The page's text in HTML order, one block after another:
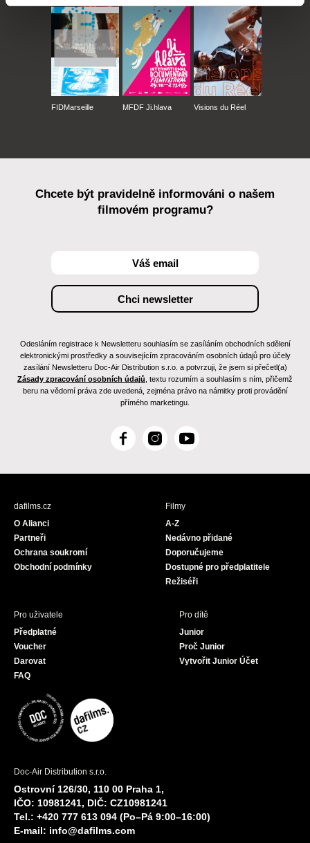
FIDMarseille MFDF Ji.hlava Visions du Réel
Chcete být pravidelně informováni o našem
filmovém programu?
Odesláním registrace k Newsletteru souhlasím se zasíláním obchodních sdělení
elektronickými prostředky a souvisejícím zpracováním osobních údajů pro účely
zasílání Newsletteru Doc-Air Distribution s.r.o. a potvrzuji, že jsem si přečetl(a)
Zásady zpracování osobních údajů , textu rozumím a souhlasím s ním, přičemž
beru na vědomí práva zde uvedená, zejména právo na námitky proti provádění
přímého marketingu.
F
c
I
s
Y
u
dafilms.cz
O Alianci
Partneři
Ochrana soukromí
Obchodní podmínky
Filmy
A-Z
Nedávno přidané
Doporučujeme
Dostupné pro předplatitele
Režiséři
Pro uživatele
Předplatné
Voucher
Darovat
FAQ
Pro dítě
Junior
Proč Junior
Vytvořit Junior Účet
Doc-Air Distribution s.r.o.
Ostrovní 126/30, 110 00 Praha 1,
IČO: 10981241, DIČ: CZ10981241
Tel.: +420 777 613 094 (Po–Pá 9:00–16:00)
E-mail: info@dafilms.com